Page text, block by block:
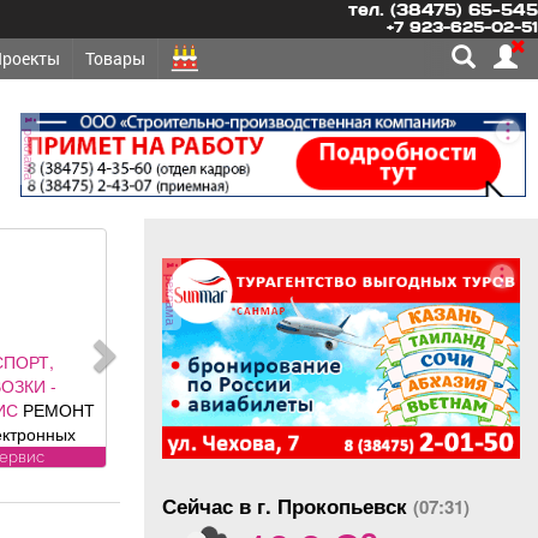
тел. (38475) 65-545
+7 923-625-02-51
Товары
реклама
-
ПОМЕЩЕНИЕ,
красоты
площадь 88, 8
1, хороший
реклама
Сейчас в г. Прокопьевск (07:31)